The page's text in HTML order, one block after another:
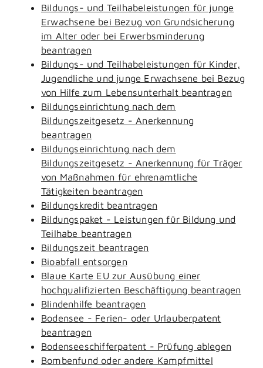
Bildungs- und Teilhabeleistungen für junge
Erwachsene bei Bezug von Grundsicherung
im Alter oder bei Erwerbsminderung
beantragen
Bildungs- und Teilhabeleistungen für Kinder,
Jugendliche und junge Erwachsene bei Bezug
von Hilfe zum Lebensunterhalt beantragen
Bildungseinrichtung nach dem
Bildungszeitgesetz - Anerkennung
beantragen
Bildungseinrichtung nach dem
Bildungszeitgesetz - Anerkennung für Träger
von Maßnahmen für ehrenamtliche
Tätigkeiten beantragen
Bildungskredit beantragen
Bildungspaket - Leistungen für Bildung und
Teilhabe beantragen
Bildungszeit beantragen
Bioabfall entsorgen
Blaue Karte EU zur Ausübung einer
hochqualifizierten Beschäftigung beantragen
Blindenhilfe beantragen
Bodensee - Ferien- oder Urlauberpatent
beantragen
Bodenseeschifferpatent - Prüfung ablegen
Bombenfund oder andere Kampfmittel